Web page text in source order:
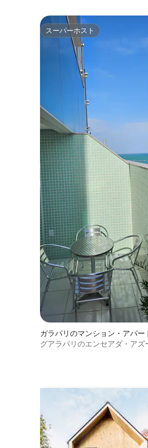
スーパーホスト
スーパーホスト
ガラパリのマンション・アパー
グアラパリのエンセアダ・アズ